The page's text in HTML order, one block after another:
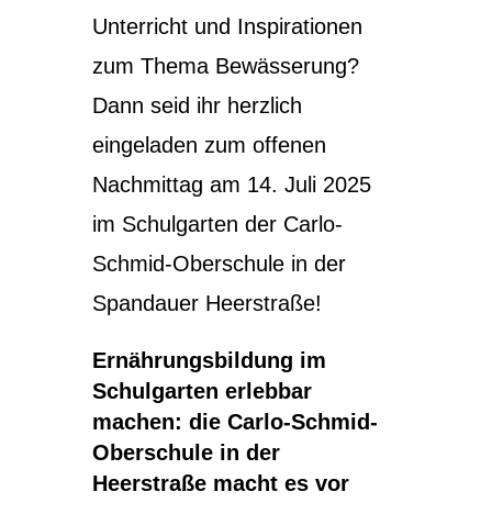
Unterricht und Inspirationen
zum Thema Bewässerung?
Dann seid ihr herzlich
eingeladen zum offenen
Nachmittag am 14. Juli 2025
im Schulgarten der Carlo-
Schmid-Oberschule in der
Spandauer Heerstraße!
Ernährungsbildung im
Schulgarten erlebbar
machen: die Carlo-Schmid-
Oberschule in der
Heerstraße macht es vor